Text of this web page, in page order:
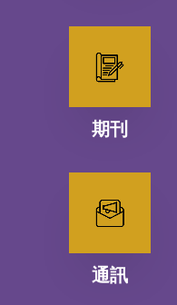
期刊
通訊